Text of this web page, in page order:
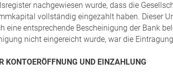
nachgewiesen wurde, dass die
vollständig eingezahlt haben. Dieser
eine entsprechende Bescheinigung der Bank
nicht eingereicht wurde, war die
KONTOERÖFFNUNG UND EINZAHLUNG